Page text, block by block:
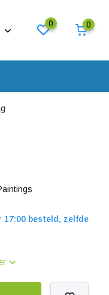
0 0
17:00 besteld, zelfde